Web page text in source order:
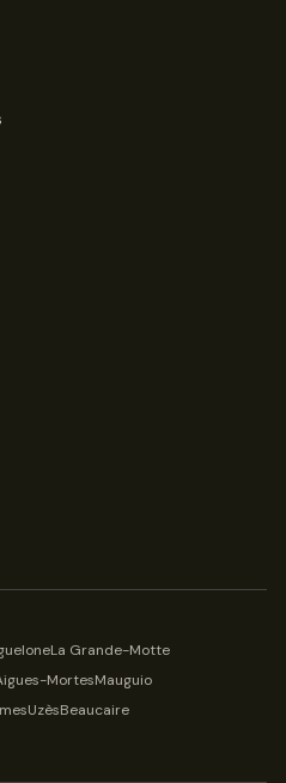
La Grande-Motte
MortesMauguio
UzèsBeaucaire